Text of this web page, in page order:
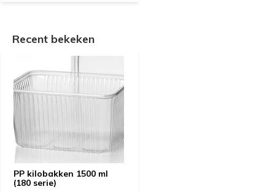
Recent bekeken
PP kilobakken 1500 ml
(180 serie)